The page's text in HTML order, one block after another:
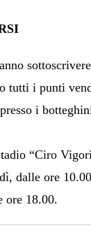
tutti i punti
i
“Ciro
dalle ore
ore 18.00.